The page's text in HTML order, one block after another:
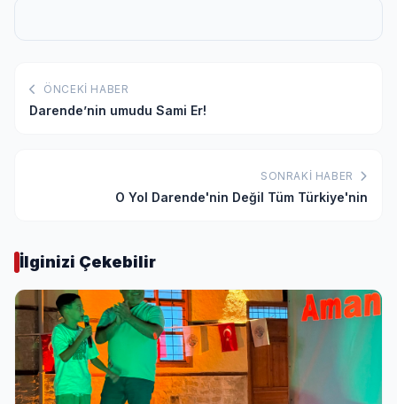
ÖNCEKI HABER
Darende’nin umudu Sami Er!
SONRAKI HABER
O Yol Darende'nin Değil Tüm Türkiye'nin
İlginizi Çekebilir